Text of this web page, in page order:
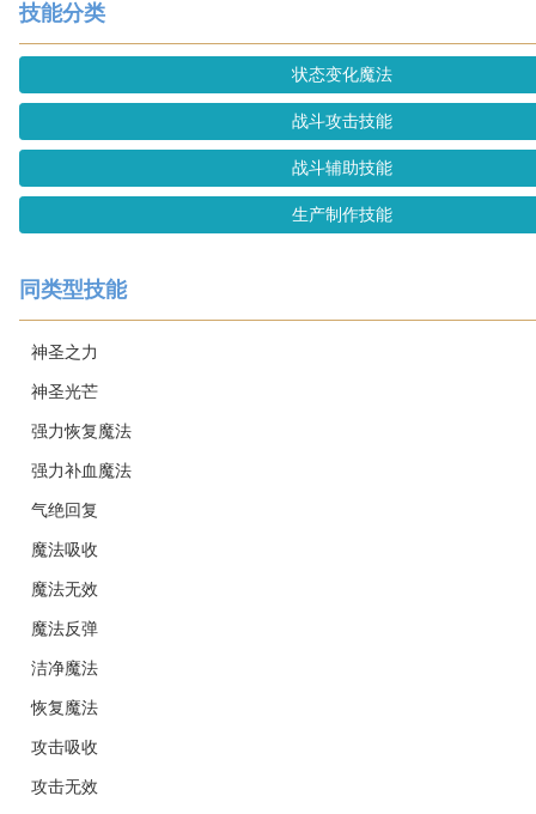
技能分类
状态变化魔法
战斗攻击技能
战斗辅助技能
生产制作技能
同类型技能
神圣之力
神圣光芒
强力恢复魔法
强力补血魔法
气绝回复
魔法吸收
魔法无效
魔法反弹
洁净魔法
恢复魔法
攻击吸收
攻击无效